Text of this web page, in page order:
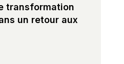
transformation
un retour aux